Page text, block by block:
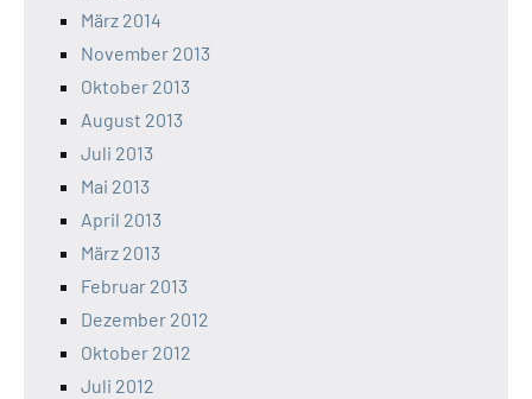
März 2014
November 2013
Oktober 2013
August 2013
Juli 2013
Mai 2013
April 2013
März 2013
Februar 2013
Dezember 2012
Oktober 2012
Juli 2012